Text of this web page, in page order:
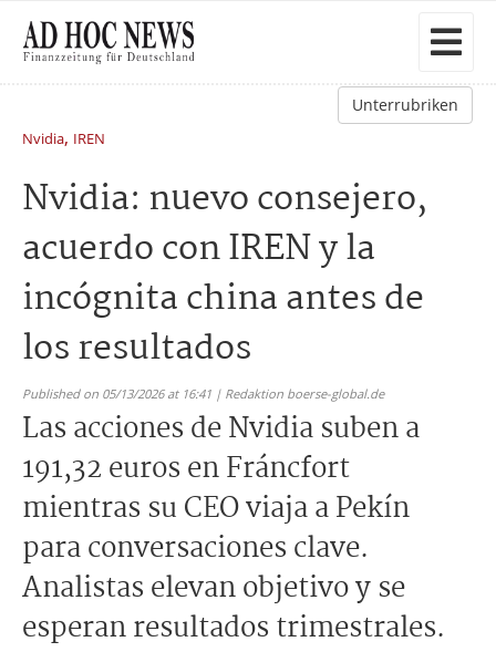
Unterrubriken
Nvidia, IREN
Nvidia: nuevo consejero,
acuerdo con IREN y la
incógnita china antes de
los resultados
Published on 05/13/2026 at 16:41 | Redaktion boerse-global.de
Las acciones de Nvidia suben a
191,32 euros en Fráncfort
mientras su CEO viaja a Pekín
para conversaciones clave.
Analistas elevan objetivo y se
esperan resultados trimestrales.